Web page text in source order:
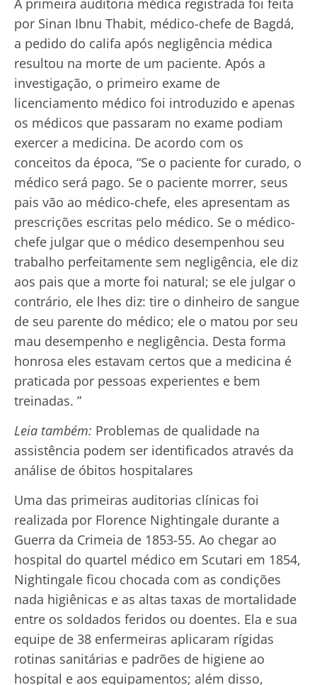
por Sinan Ibnu Thabit, médico-chefe de Bagdá,
a pedido do califa após negligência médica
resultou na morte de um paciente. Após a
investigação, o primeiro exame de
licenciamento médico foi introduzido e apenas
os médicos que passaram no exame podiam
exercer a medicina. De acordo com os
conceitos da época, “Se o paciente for curado, o
médico será pago. Se o paciente morrer, seus
pais vão ao médico-chefe, eles apresentam as
prescrições escritas pelo médico. Se o médico-
chefe julgar que o médico desempenhou seu
trabalho perfeitamente sem negligência, ele diz
aos pais que a morte foi natural; se ele julgar o
contrário, ele lhes diz: tire o dinheiro de sangue
de seu parente do médico; ele o matou por seu
mau desempenho e negligência. Desta forma
honrosa eles estavam certos que a medicina é
praticada por pessoas experientes e bem
treinadas. ”
Leia também: Problemas de qualidade na
assistência podem ser identificados através da
análise de óbitos hospitalares
Uma das primeiras auditorias clínicas foi
realizada por Florence Nightingale durante a
Guerra da Crimeia de 1853-55. Ao chegar ao
hospital do quartel médico em Scutari em 1854,
Nightingale ficou chocada com as condições
nada higiênicas e as altas taxas de mortalidade
entre os soldados feridos ou doentes. Ela e sua
equipe de 38 enfermeiras aplicaram rígidas
rotinas sanitárias e padrões de higiene ao
hospital e aos equipamentos; além disso,